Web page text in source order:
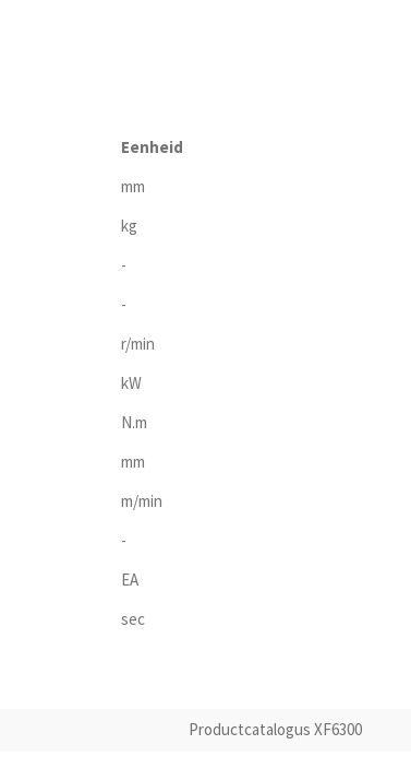
Eenheid
mm
kg
-
-
r/min
kW
N.m
mm
m/min
-
EA
sec
Productcatalogus XF6300